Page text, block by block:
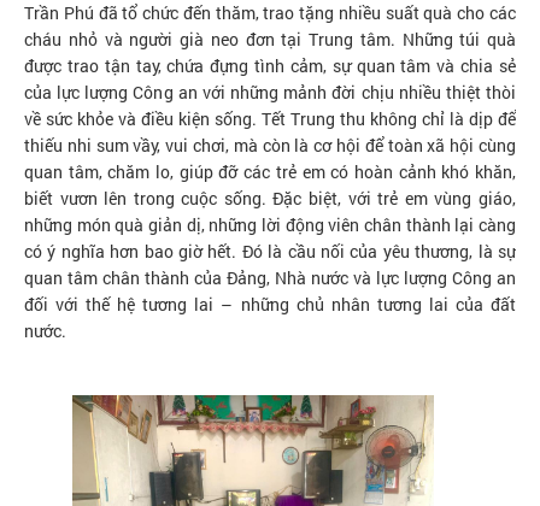
Trần Phú đã tổ chức đến thăm, trao tặng nhiều suất quà cho các
cháu nhỏ và người già neo đơn tại Trung tâm. Những túi quà
được trao tận tay, chứa đựng tình cảm, sự quan tâm và chia sẻ
của lực lượng Công an với những mảnh đời chịu nhiều thiệt thòi
về sức khỏe và điều kiện sống. Tết Trung thu không chỉ là dịp để
thiếu nhi sum vầy, vui chơi, mà còn là cơ hội để toàn xã hội cùng
quan tâm, chăm lo, giúp đỡ các trẻ em có hoàn cảnh khó khăn,
biết vươn lên trong cuộc sống. Đặc biệt, với trẻ em vùng giáo,
những món quà giản dị, những lời động viên chân thành lại càng
có ý nghĩa hơn bao giờ hết. Đó là cầu nối của yêu thương, là sự
quan tâm chân thành của Đảng, Nhà nước và lực lượng Công an
đối với thế hệ tương lai – những chủ nhân tương lai của đất
nước.